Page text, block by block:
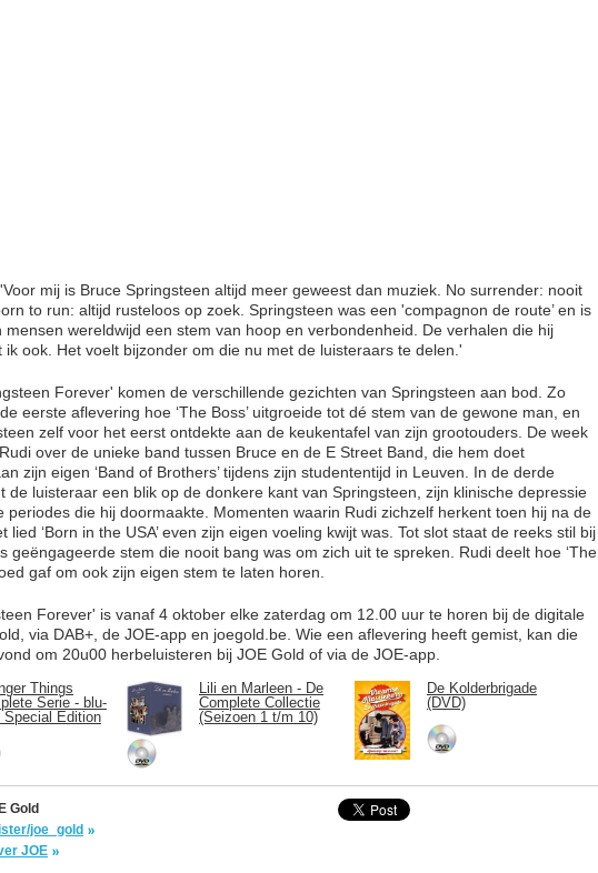
mij is Bruce Springsteen altijd meer geweest dan muziek. No surrender: nooit
to run: altijd rusteloos op zoek. Springsteen was een 'compagnon de route’ en is
mensen wereldwijd een stem van hoop en verbondenheid. De verhalen die hij
ik ook. Het voelt bijzonder om die nu met de luisteraars te delen.'
Forever' komen de verschillende gezichten van Springsteen aan bod. Zo
eerste aflevering hoe ‘The Boss’ uitgroeide tot dé stem van de gewone man, en
zelf voor het eerst ontdekte aan de keukentafel van zijn grootouders. De week
over de unieke band tussen Bruce en de E Street Band, die hem doet
zijn eigen ‘Band of Brothers’ tijdens zijn studententijd in Leuven. In de derde
de luisteraar een blik op de donkere kant van Springsteen, zijn klinische depressie
periodes die hij doormaakte. Momenten waarin Rudi zichzelf herkent toen hij na de
lied ‘Born in the USA’ even zijn eigen voeling kwijt was. Tot slot staat de reeks stil bij
geëngageerde stem die nooit bang was om zich uit te spreken. Rudi deelt hoe ‘The
gaf om ook zijn eigen stem te laten horen.
Forever' is vanaf 4 oktober elke zaterdag om 12.00 uur te horen bij de digitale
via DAB+, de JOE-app en joegold.be. Wie een aflevering heeft gemist, kan die
om 20u00 herbeluisteren bij JOE Gold of via de JOE-app.
Things
Serie - blu-
Special Edition
Lili en Marleen - De
Complete Collectie
(Seizoen 1 t/m 10)
De Kolderbrigade
(DVD)
Gold
joe_gold
JOE